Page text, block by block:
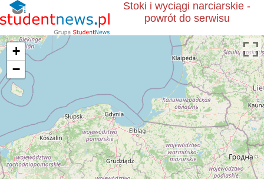
Stoki i wyciągi narciarskie -
powrót do serwisu
+
−